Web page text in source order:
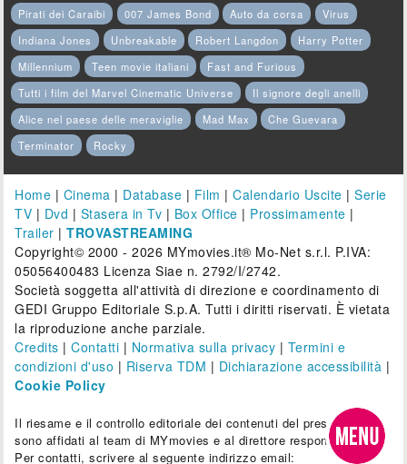
Pirati dei Caraibi
007 James Bond Auto da corsa
Virus
Indiana Jones
Unbreakable Robert Langdon
Harry Potter
Millennium
Teen movie italiani
Fast and Furious
Tutti i film del Marvel Cinematic Universe
Il signore degli anelli
Alice nel paese delle meraviglie
Mad Max
Che Guevara
Terminator
Rocky
Home | Cinema | Database | Film |Calendario Uscite |Serie
TV | Dvd | Stasera in Tv | Box Office | Prossimamente |
Trailer |TROVASTREAMING
Copyright© 2000 - 2026 MYmovies.it® Mo-Net s.r.l. P.IVA:
05056400483 Licenza Siae n. 2792/I/2742.
Società soggetta all'attività di direzione e coordinamento di
GEDI Gruppo Editoriale S.p.A. Tutti i diritti riservati. È vietata
la riproduzione anche parziale.
Credits |Contatti | Normativa sulla privacy | Termini e
condizioni d'uso | Riserva TDM | Dichiarazione accessibilità |
Cookie Policy
Il riesame e il controllo editoriale dei contenuti del presente sito
sono affidati al team di MYmovies e al direttore responsabile.
Per contatti, scrivere al seguente indirizzo email: